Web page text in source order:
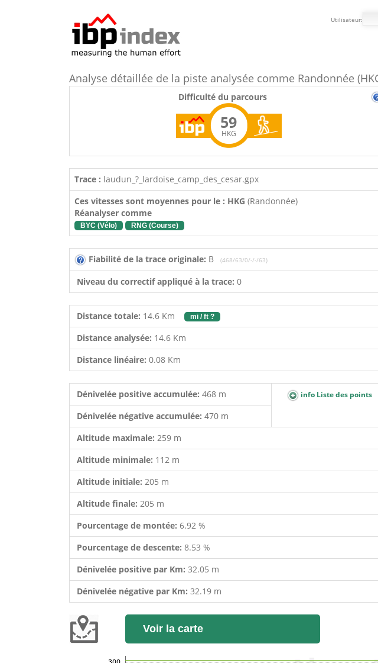
Utilisateur:
Analyse détaillée de la piste analysée comme Randonnée
Difficulté du parcours
59
HKG
Trace : laudun_?_lardoise_camp_des_cesar.gpx
Ces vitesses sont moyennes pour le : HKG (Randonnée)
Réanalyser comme
BYC (Vélo) RNG (Course)
Fiabilité de la trace originale: B (468/63/0/-/-/63)
Niveau du correctif appliqué à la trace: 0
Distance totale: 14.6 Km mi / ft ?
Distance analysée: 14.6 Km
Distance linéaire: 0.08 Km
Dénivelée positive accumulée: 468 m info Liste des points
Dénivelée négative accumulée: 470 m
Altitude maximale: 259 m
Altitude minimale: 112 m
Altitude initiale: 205 m
Altitude finale: 205 m
Pourcentage de montée: 6.92 %
Pourcentage de descente: 8.53 %
Dénivelée positive par Km: 32.05 m
Dénivelée négative par Km: 32.19 m
Voir la carte